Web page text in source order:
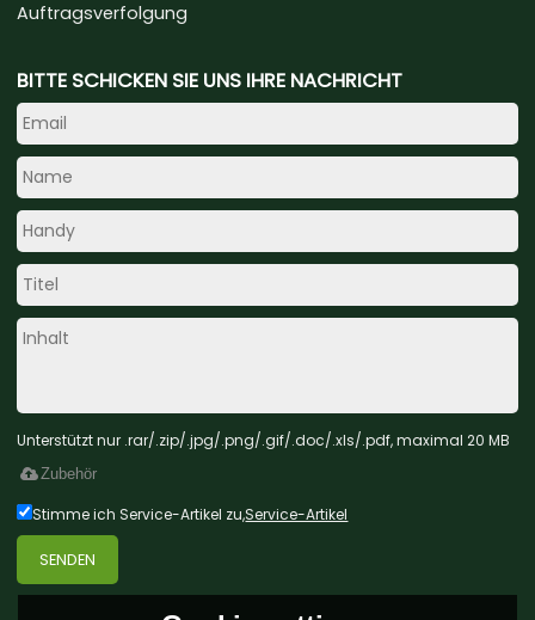
Auftragsverfolgung
BITTE SCHICKEN SIE UNS IHRE NACHRICHT
Unterstützt nur .rar/.zip/.jpg/.png/.gif/.doc/.xls/.pdf, maximal 20 MB
Zubehör
Stimme ich Service-Artikel zu,Service-Artikel
SENDEN